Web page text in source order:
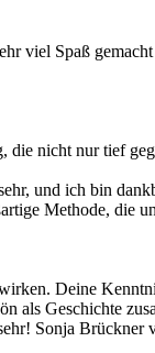
viel Spaß
nicht nur tief
und ich bin
Methode, die
Deine
als Geschichte
Sonja Brückner